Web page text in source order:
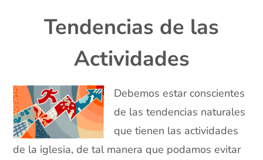
Tendencias de las
Actividades
Debemos estar conscientes
de las tendencias naturales
que tienen las actividades
de la iglesia, de tal manera que podamos evitar